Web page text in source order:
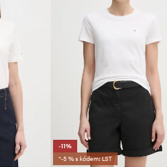
-11%
*-5 % s kódem: LST